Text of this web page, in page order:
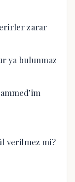
zarar
ya bulunmaz
verilmez mi?